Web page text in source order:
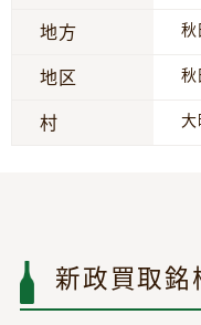
地方 秋
地区 秋
村 大
新政買取銘